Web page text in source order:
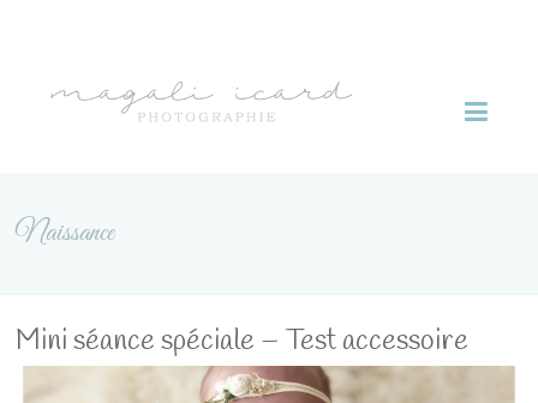
Naissance
Mini séance spéciale – Test accessoire